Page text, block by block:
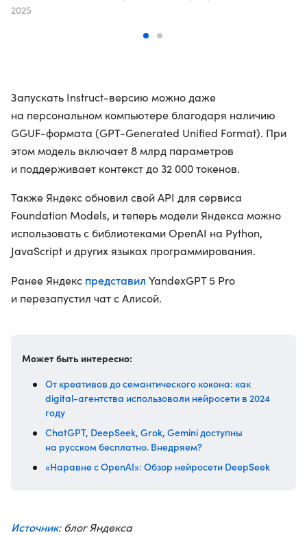
2025
Запускать Instruct-версию можно даже
на персональном компьютере благодаря наличию
GGUF-формата (GPT-Generated Unified Format). При
этом модель включает 8 млрд параметров
и поддерживает контекст до 32 000 токенов.
Также Яндекс обновил свой API для сервиса
Foundation Models, и теперь модели Яндекса можно
использовать с библиотеками OpenAI на Python,
JavaScript и других языках программирования.
Ранее Яндекс представил YandexGPT 5 Pro
и перезапустил чат с Алисой.
Может быть интересно:
От креативов до семантического кокона: как
digital-агентства использовали нейросети в 2024
году
ChatGPT, DeepSeek, Grok, Gemini доступны
на русском бесплатно. Внедряем?
«Наравне с OpenAI»: Обзор нейросети DeepSeek
Источник: блог Яндекса